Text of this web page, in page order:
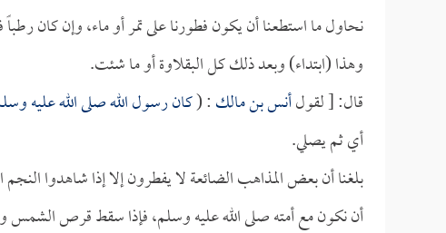
نحاول ما استطعنا أن يكون فطورنا على تمر أو ماء، وإن كان رطباً
وهذا (ابتداء) وبعد ذلك كل البقلاوة أو ما شئت.
قال: [ لقولأنس بن مالك: (كان رسول الله صلى الله عليه
أي ثم يصلي.
بلغنا أن بعض المذاهب الضائعة لا يفطرون إلا إذا شاهدوا
أن نكون مع أمته صلى الله عليه وسلم، فإذا سقط قرص الشمس